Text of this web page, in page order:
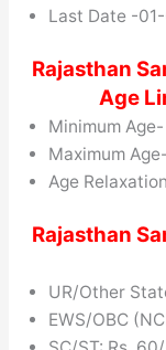
Last Date -
Rajasthan
Age
Minimum Age-
Maximum
Age
Rajasthan
UR/Other
EWS/OBC